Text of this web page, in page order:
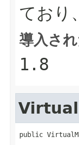
ており
導入さ
1.8
public